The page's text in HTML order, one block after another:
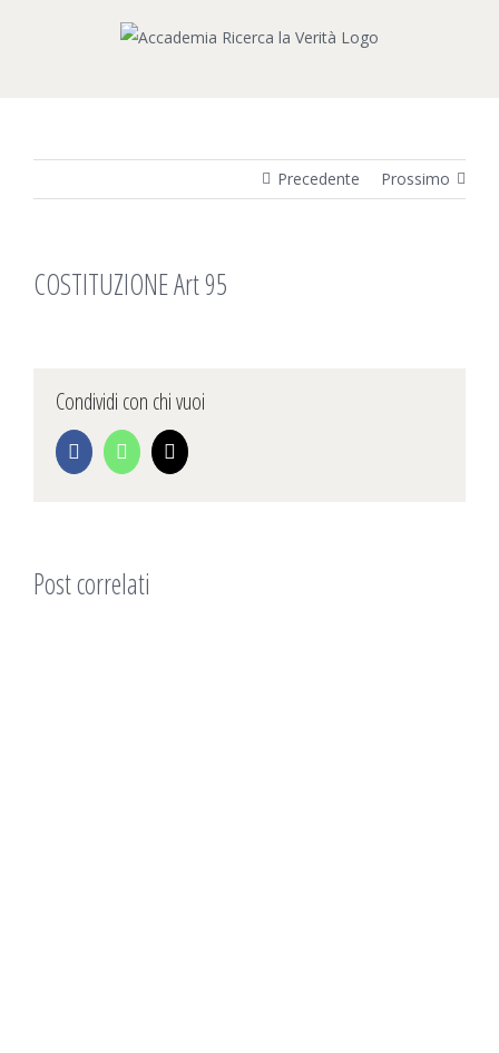
Precedente Prossimo
COSTITUZIONE Art 95
Condividi con chi vuoi
FacebookWhatsApp
Email
Post correlati